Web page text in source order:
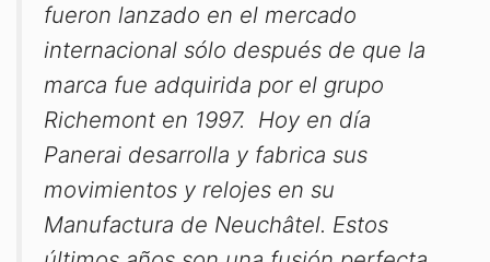
fueron lanzado en el mercado
internacional sólo después de que la
marca fue adquirida por el grupo
Richemont en 1997. Hoy en día
Panerai desarrolla y fabrica sus
movimientos y relojes en su
Manufactura de Neuchâtel. Estos